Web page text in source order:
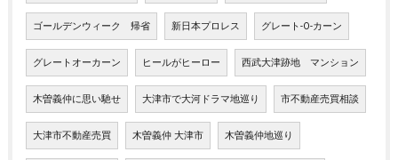
ゴールデンウィーク 帰省 新日本プロレス グレート-O-カーン
グレートオーカーン ヒールがヒーロー 西武大津跡地 マンション
木曽義仲に思い馳せ 大津市で大河ドラマ地巡り 市不動産売買相談
大津市不動産売買 木曽義仲 大津市 木曽義仲地巡り